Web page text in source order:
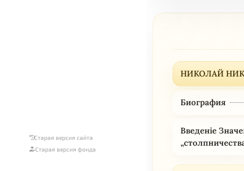
Старая версия сайта
Старая версия фонда
НИКОЛАЙ
Биография
Введенie